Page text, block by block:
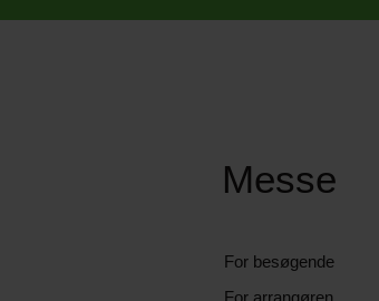
Messe
For besøgende
For arrangøren